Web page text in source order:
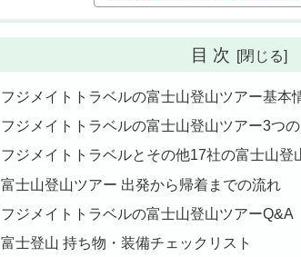
目 次
フジメイトトラベルの富士山登山ツアー基本
フジメイトトラベルの富士山登山ツアー3つ
フジメイトトラベルとその他17社の富士山登
富士山登山ツアー 出発から帰着までの流れ
フジメイトトラベルの富士山登山ツアーQ&A
富士登山 持ち物・装備チェックリスト